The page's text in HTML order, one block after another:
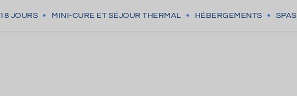
18 JOURS MINI-CURE ET SÉJOUR THERMAL HÉBERGEMENTS SPAS